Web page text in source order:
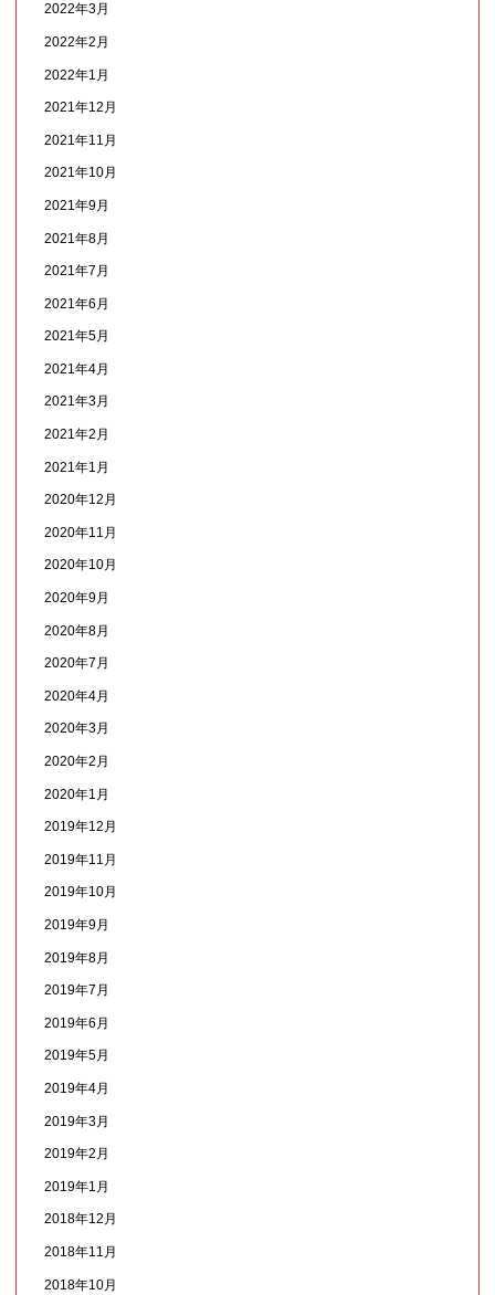
2022年3月
2022年2月
2022年1月
2021年12月
2021年11月
2021年10月
2021年9月
2021年8月
2021年7月
2021年6月
2021年5月
2021年4月
2021年3月
2021年2月
2021年1月
2020年12月
2020年11月
2020年10月
2020年9月
2020年8月
2020年7月
2020年4月
2020年3月
2020年2月
2020年1月
2019年12月
2019年11月
2019年10月
2019年9月
2019年8月
2019年7月
2019年6月
2019年5月
2019年4月
2019年3月
2019年2月
2019年1月
2018年12月
2018年11月
2018年10月